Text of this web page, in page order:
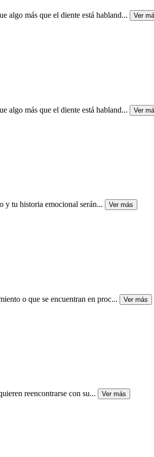
algo más que el diente está habland... Ver
algo más que el diente está habland... Ver
y tu historia emocional serán... Ver más
o que se encuentran en proc... Ver más
reencontrarse con su... Ver más